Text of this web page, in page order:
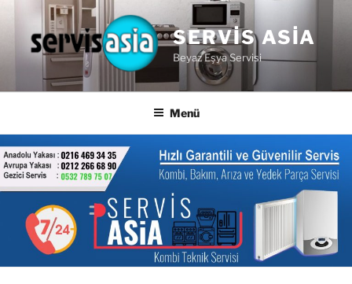
SERVIS ASIA
Beyaz Eşya Servisi
Menü